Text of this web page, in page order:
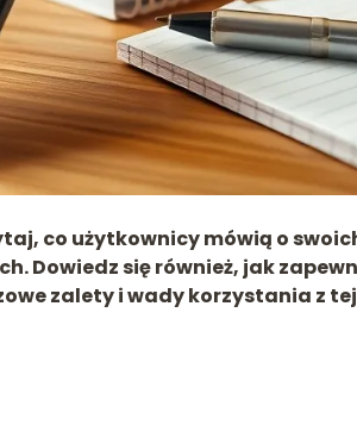
co użytkownicy mówią o
Dowiedz się również, jak
zalety i wady korzystania z tej